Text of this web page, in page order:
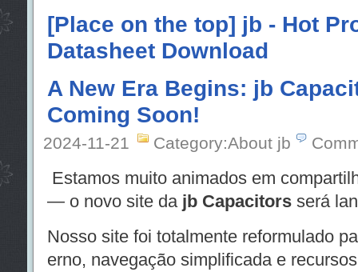
[Place on the top] jb - Hot
Datasheet Download
A New Era Begins: jb
Coming Soon!
2024-11-21 Category:About jb
Estamos muito animados em
— o novo site da jb Capacitorsserá
Nosso site foi totalmente reformulado
erno, navegação simplificada e